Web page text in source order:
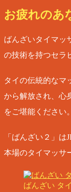
お疲れのあ
ばんざいタイマッ
の技術を持つセラ
タイの伝統的なマ
から解放され、心
をご堪能ください。
「ばんざい２」
本場のタイマッサ
ばんざい タ